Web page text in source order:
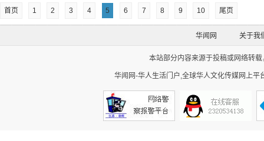
首页 1 2 3 4 5 6 7 8 9 10 尾页
华闻网 关于我
本站部分内容来源于投稿或网络转
华闻网-华人生活门户,全球华人文化传媒网上